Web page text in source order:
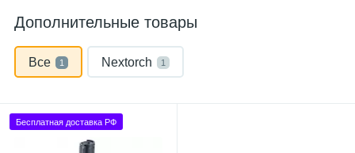
Дополнительные товары
Все 1 Nextorch 1
Бесплатная доставка РФ